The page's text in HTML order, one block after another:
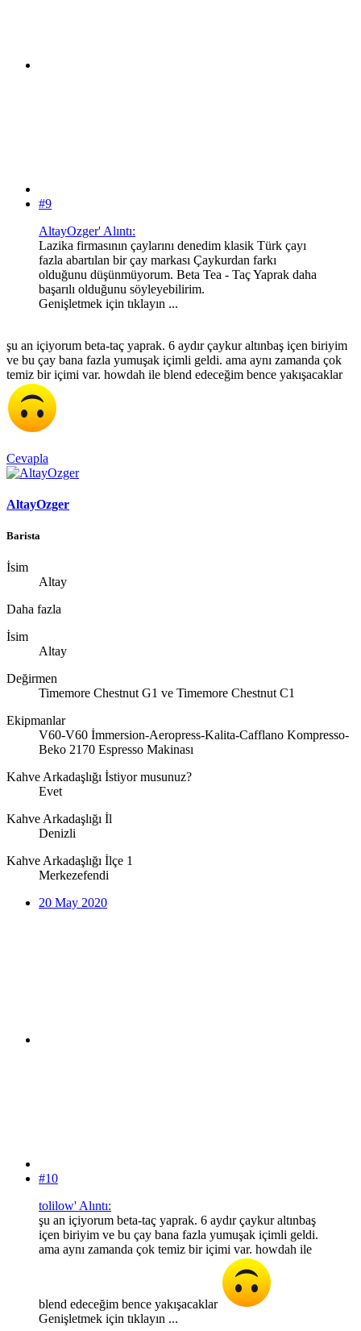
#9
AltayOzger' Alıntı:
Lazika firmasının çaylarını denedim klasik Türk çayı
fazla abartılan bir çay markası Çaykurdan farkı
olduğunu düşünmüyorum. Beta Tea - Taç Yaprak daha
başarılı olduğunu söyleyebilirim.
Genişletmek için tıklayın ...
şu an içiyorum beta-taç yaprak. 6 aydır çaykur altınbaş içen biriyim
ve bu çay bana fazla yumuşak içimli geldi. ama aynı zamanda çok
temiz bir içimi var. howdah ile blend edeceğim bence yakışacaklar
Cevapla
AltayOzger
Barista
İsim
Altay
Daha fazla
İsim
Altay
Değirmen
Timemore Chestnut G1 ve Timemore Chestnut C1
Ekipmanlar
V60-V60 İmmersion-Aeropress-Kalita-Cafflano Kompresso-
Beko 2170 Espresso Makinası
Kahve Arkadaşlığı İstiyor musunuz?
Evet
Kahve Arkadaşlığı İl
Denizli
Kahve Arkadaşlığı İlçe 1
Merkezefendi
20 May 2020
#10
tolilow' Alıntı:
şu an içiyorum beta-taç yaprak. 6 aydır çaykur altınbaş
içen biriyim ve bu çay bana fazla yumuşak içimli geldi.
ama aynı zamanda çok temiz bir içimi var. howdah ile
blend edeceğim bence yakışacaklar
Genişletmek için tıklayın ...